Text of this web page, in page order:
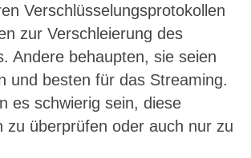
Verschlüsselungsprotokollen
zur Verschleierung des
Andere behaupten, sie seien
und besten für das Streaming.
es schwierig sein, diese
zu überprüfen oder auch nur zu